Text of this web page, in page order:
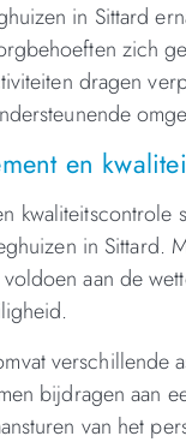
in Sittard
zich
dragen
en
in Sittard.
aan de
bijdragen aan
van het